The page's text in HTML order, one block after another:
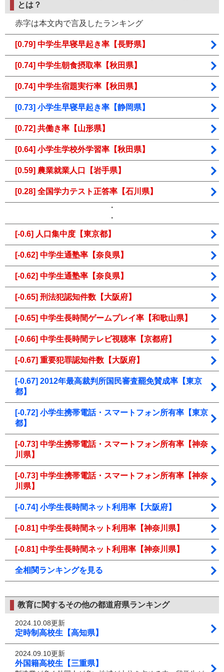
とは？
赤字は本文内で言及したランキング
[0.79] 中学生早寝早起き率【長野県】
[0.74] 中学生朝食摂取率【秋田県】
[0.74] 中学生宿題実行率【秋田県】
[0.73] 小学生早寝早起き率【静岡県】
[0.72] 共働き率【山形県】
[0.64] 小学生学校外学習率【秋田県】
[0.59] 農業就業人口【岩手県】
[0.28] 全国学力テスト正答率【石川県】
・
・
[-0.6] 人口集中度【東京都】
[-0.62] 中学生通塾率【奈良県】
[-0.62] 中学生通塾率【奈良県】
[-0.65] 刑法犯認知件数【大阪府】
[-0.65] 中学生長時間ゲームプレイ率【和歌山県】
[-0.66] 中学生長時間テレビ視聴率【京都府】
[-0.67] 重要犯罪認知件数【大阪府】
[-0.67] 2012年最高裁判所国民審査罷免賛成率【東京
都】
[-0.72] 小学生携帯電話・スマートフォン所有率【東京
都】
[-0.73] 中学生携帯電話・スマートフォン所有率【神奈
川県】
[-0.73] 中学生携帯電話・スマートフォン所有率【神奈
川県】
[-0.74] 小学生長時間ネット利用率【大阪府】
[-0.81] 中学生長時間ネット利用率【神奈川県】
[-0.81] 中学生長時間ネット利用率【神奈川県】
全相関ランキングを見る
教育に関するその他の都道府県ランキング
2024.10.08更新
定時制高校生【高知県】
2024.09.10更新
外国籍高校生【三重県】